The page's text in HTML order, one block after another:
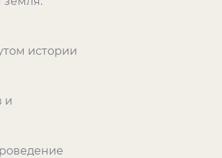
истории
и